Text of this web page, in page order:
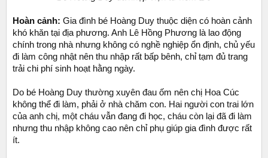
Hoàn cảnh: Gia đình bé Hoàng Duy thuộc diện có hoàn cảnh
khó khăn tại địa phương. Anh Lê Hồng Phương là lao động
chính trong nhà nhưng không có nghề nghiệp ổn định, chủ yếu
đi làm công nhật nên thu nhập rất bấp bênh, chỉ tạm đủ trang
trải chi phí sinh hoạt hằng ngày.
Do bé Hoàng Duy thường xuyên đau ốm nên chị Hoa Cúc
không thể đi làm, phải ở nhà chăm con. Hai người con trai lớn
của anh chị, một cháu vẫn đang đi học, cháu còn lại đã đi làm
nhưng thu nhập không cao nên chỉ phụ giúp gia đình được rất
ít.